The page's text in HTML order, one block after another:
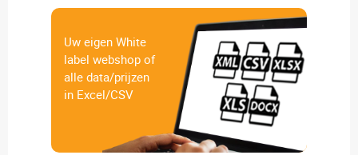
Uw eigen White
label webshop of
alle data/prijzen
in Excel/CSV